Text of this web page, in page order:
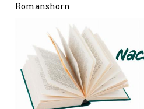
Romanshorn